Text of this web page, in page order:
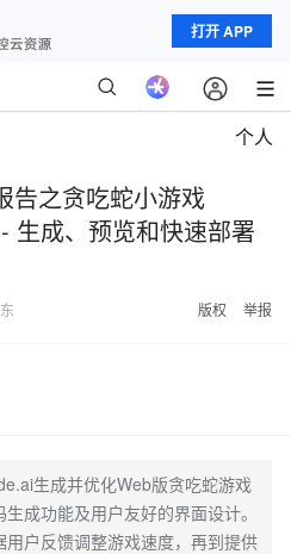
打开 APP
个人
告之贪吃蛇小游戏
生成、预览和快速部署
版权 举报
生成并优化Web版贪吃蛇游戏
成功能及用户友好的界面设计。
户反馈调整游戏速度，再到提供